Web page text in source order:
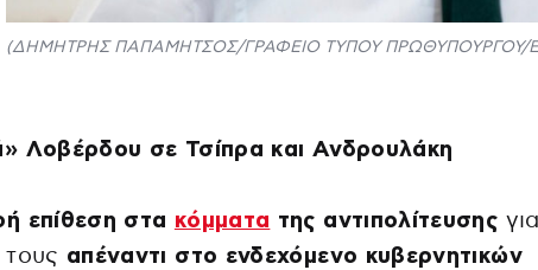
(ΔΗΜΗΤΡΗΣ ΠΑΠΑΜΗΤΣΟΣ/ΓΡΑΦΕΙΟ ΤΥΠΟΥ ΠΡΩΘΥΠΟΥΡΓΟΥ/
Λοβέρδου σε Τσίπρα και Ανδρουλάκη
επίθεση στα κόμματα της αντιπολίτευσης
απέναντι στο ενδεχόμενο κυβερνητικών